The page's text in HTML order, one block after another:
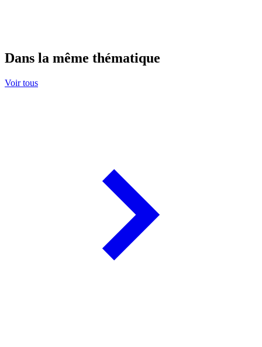
Dans la même thématique
Voir tous